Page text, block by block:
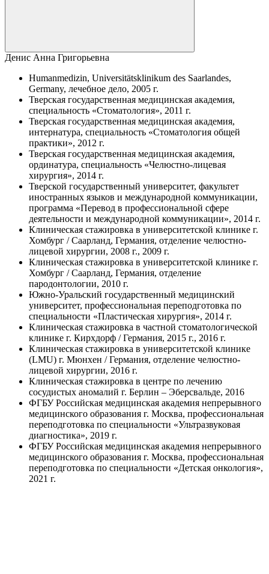
Денис Анна Григорьевна
Humanmedizin, Universitätsklinikum des Saarlandes,
Germany, лечебное дело, 2005 г.
Тверская государственная медицинская академия,
специальность «Стоматология», 2011 г.
Тверская государственная медицинская академия,
интернатура, специальность «Стоматология общей
практики», 2012 г.
Тверская государственная медицинская академия,
ординатура, специальность «Челюстно-лицевая
хирургия», 2014 г.
Тверской государственный университет, факультет
иностранных языков и международной коммуникации,
программа «Перевод в профессиональной сфере
деятельности и международной коммуникации», 2014 г.
Клиническая стажировка в университетской клинике г.
Хомбург / Саарланд, Германия, отделение челюстно-
лицевой хирургии, 2008 г., 2009 г.
Клиническая стажировка в университетской клинике г.
Хомбург / Саарланд, Германия, отделение
пародонтологии, 2010 г.
Южно-Уральский государственный медицинский
университет, профессиональная переподготовка по
специальности «Пластическая хирургия», 2014 г.
Клиническая стажировка в частной стоматологической
клинике г. Кирхдорф / Германия, 2015 г., 2016 г.
Клиническая стажировка в университетской клинике
(LMU) г. Мюнхен / Германия, отделение челюстно-
лицевой хирургии, 2016 г.
Клиническая стажировка в центре по лечению
сосудистых аномалий г. Берлин – Эберсвальде, 2016
ФГБУ Российская медицинская академия непрерывного
медицинского образования г. Москва, профессиональная
переподготовка по специальности «Ультразвуковая
диагностика», 2019 г.
ФГБУ Российская медицинская академия непрерывного
медицинского образования г. Москва, профессиональная
переподготовка по специальности «Детская онкология»,
2021 г.